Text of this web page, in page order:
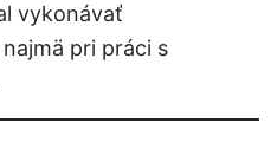
vykonávať
pri práci s